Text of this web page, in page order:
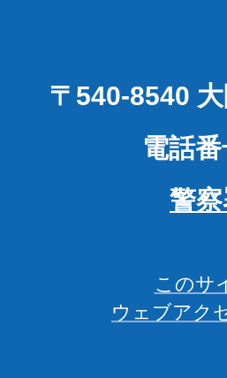
〒540-8540
電話
警
このサ
ウェブアク